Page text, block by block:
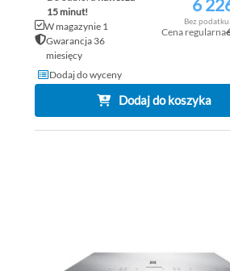
15 minut!
W magazynie 1
Gwarancja 36
miesięcy
promocyjna
6
Cena regularna
Dodaj do wyceny
Dodaj do koszyka